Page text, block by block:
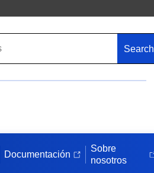
Search
Documentación
Sobre
nosotros